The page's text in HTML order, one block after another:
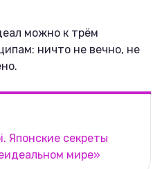
можно к трём
ничто не вечно, не
Японские секреты
мире»